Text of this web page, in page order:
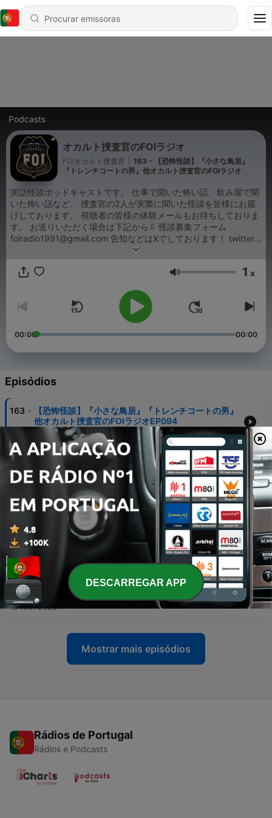
Podcasts
オカルト捜査官のFOIラジオ
FOIオカルト捜査官
163 - 【恐怖怪談】『小さな鳥居』
『トレンチコートの男』他オカルト捜査官のFOIラジオ
実話怪談ポッドキャストです。 仕事で聞いた怖い話、飲み屋で聞
いた怖い話など、 捜査官の2人が実際に聞いた怪談を皆様にお届
けしております。 視聴者の皆様の体験メールもお待ちしておりま
す。 お送りいただく場合は下記から⇩ 怪談募集フォーム
foiradio1991@gmail.com 告知などはXでしております！ twitter
アカウント FOIオカルト捜査官@怖い話・実話系怪談
Podcastもございます。 よろしければ作業用のお供に！
Volume 1 x
00:00 00:00
Episódios
163 -
【恐怖怪談】『小さな鳥居』『トレンチコートの男』
他オカルト捜査官のFOIラジオEP094
25 mar. 2026
162 - FOIラジオ特別編！ EP93 白石 晃士＆杉浦仁輝監督
降臨‼︎‼︎
04 mar. 2026
161 - 怪談朗読：一奇一夜 『彼女に見えていたもの』
160 - 実話怪談『都内のとある銭湯で…』他オカルト捜査官
のFOIラジオEP092
23 fev. 2026
159 - 怪談朗読：一奇一夜 『白い手』
13 fev. 2026
Mostrar mais episódios
Rádios de Portugal
Rádios e Podcasts
DESCARREGAR APP